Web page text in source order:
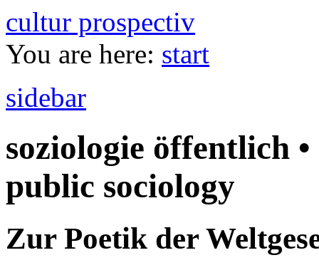
cultur prospectiv
You are here: start
sidebar
soziologie öffentlich
public sociology
Zur Poetik der